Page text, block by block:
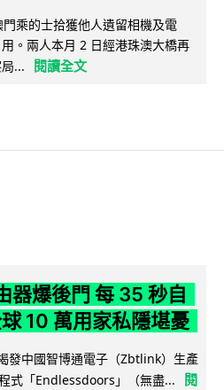
乘的士拾獲他人遺留相機及電
。兩人本月 2 日經港珠澳大橋再
...
閱讀全文
器爆後門 每 35 秒自
10 萬用家私隱堪憂
發中國智博通電子（Zbtlink）生產
式「Endlessdoors」（無盡...
閱